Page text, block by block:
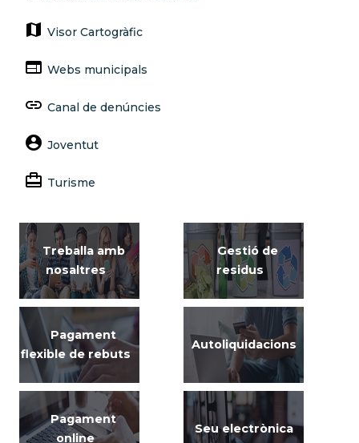
map Visor Cartogràfic
web Webs municipals
link Canal de denúncies
account_circle Joventut
card_travel Turisme
Treballa amb
nosaltres
Gestió de
residus
Pagament
flexible de rebuts
Autoliquidacions
Pagament
online
Seu electrònica